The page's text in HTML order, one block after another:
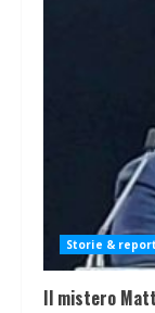
Storie &
Il mistero